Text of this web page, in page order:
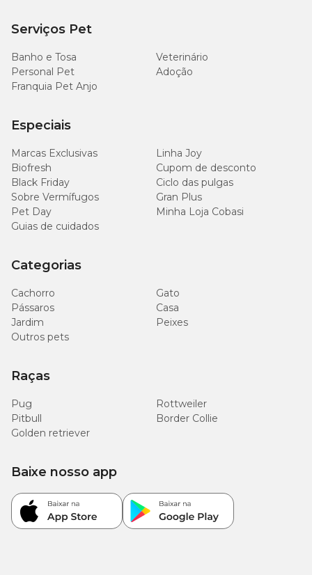
Serviços Pet
Banho e Tosa
Veterinário
Personal Pet
Adoção
Franquia Pet Anjo
Especiais
Marcas Exclusivas
Linha Joy
Biofresh
Cupom de desconto
Black Friday
Ciclo das pulgas
Sobre Vermífugos
Gran Plus
Pet Day
Minha Loja Cobasi
Guias de cuidados
Categorias
Cachorro
Gato
Pássaros
Casa
Jardim
Peixes
Outros pets
Raças
Pug
Rottweiler
Pitbull
Border Collie
Golden retriever
Baixe nosso app